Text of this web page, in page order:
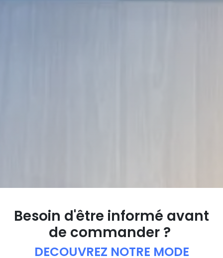
Besoin d'être informé avant
de commander ?
DECOUVREZ NOTRE MODE